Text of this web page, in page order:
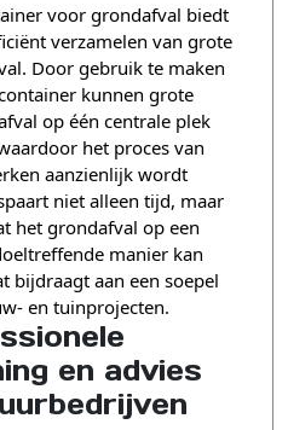
voor grondafval biedt
verzamelen van grote
Door gebruik te maken
kunnen grote
op één centrale plek
het proces van
aanzienlijk wordt
niet alleen tijd, maar
het grondafval op een
manier kan
bijdraagt aan een soepel
en tuinprojecten.
en advies